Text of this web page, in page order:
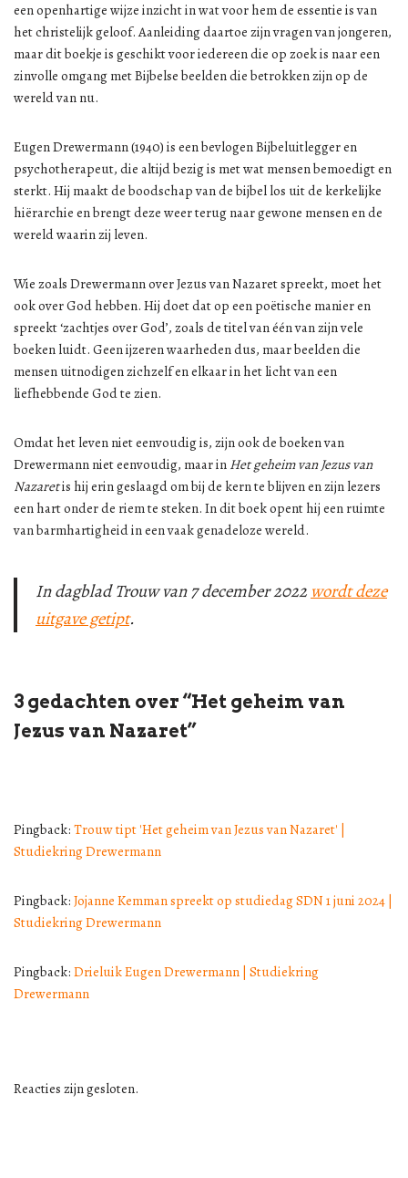
een openhartige wijze inzicht in wat voor hem de essentie is van
het christelijk geloof. Aanleiding daartoe zijn vragen van jongeren,
maar dit boekje is geschikt voor iedereen die op zoek is naar een
zinvolle omgang met Bijbelse beelden die betrokken zijn op de
wereld van nu.
Eugen Drewermann (1940) is een bevlogen Bijbeluitlegger en
psychotherapeut, die altijd bezig is met wat mensen bemoedigt en
sterkt. Hij maakt de boodschap van de bijbel los uit de kerkelijke
hiërarchie en brengt deze weer terug naar gewone mensen en de
wereld waarin zij leven.
Wie zoals Drewermann over Jezus van Nazaret spreekt, moet het
ook over God hebben. Hij doet dat op een poëtische manier en
spreekt ‘zachtjes over God’, zoals de titel van één van zijn vele
boeken luidt. Geen ijzeren waarheden dus, maar beelden die
mensen uitnodigen zichzelf en elkaar in het licht van een
liefhebbende God te zien.
Omdat het leven niet eenvoudig is, zijn ook de boeken van
Drewermann niet eenvoudig, maar in Het geheim van Jezus van
Nazaretis hij erin geslaagd om bij de kern te blijven en zijn lezers
een hart onder de riem te steken. In dit boek opent hij een ruimte
van barmhartigheid in een vaak genadeloze wereld.
In dagblad Trouw van 7 december 2022 wordt deze
uitgave getipt.
3 gedachten over “Het geheim van
Jezus van Nazaret”
Pingback: Trouw tipt 'Het geheim van Jezus van Nazaret' |
Studiekring Drewermann
Pingback: Jojanne Kemman spreekt op studiedag SDN 1 juni 2024 |
Studiekring Drewermann
Pingback: Drieluik Eugen Drewermann | Studiekring
Drewermann
Reacties zijn gesloten.